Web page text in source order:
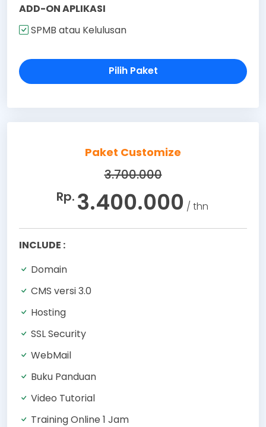
ADD-ON APLIKASI
SPMB atau Kelulusan
Pilih Paket
Paket Customize
3.700.000
Rp. 3.400.000 / thn
INCLUDE :
Domain
CMS versi 3.0
Hosting
SSL Security
WebMail
Buku Panduan
Video Tutorial
Training Online 1 Jam